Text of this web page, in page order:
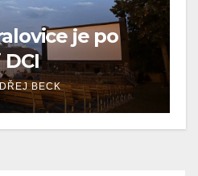
je po
BECK